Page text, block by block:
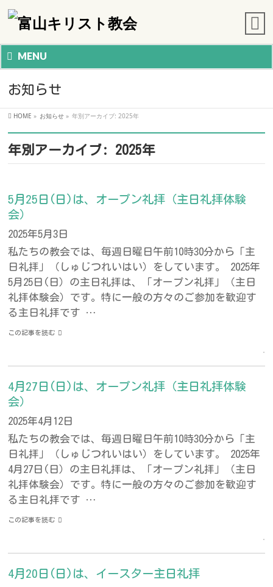
MENU
お知らせ
HOME » お知らせ » 年別アーカイブ: 2025年
年別アーカイブ: 2025年
5月25日(日)は、オープン礼拝（主日礼拝体験
会）
2025年5月3日
私たちの教会では、毎週日曜日午前10時30分から「主
日礼拝」（しゅじつれいはい）をしています。 2025年
5月25日(日）の主日礼拝は、「オープン礼拝」（主日
礼拝体験会）です。特に一般の方々のご参加を歓迎す
る主日礼拝です …
この記事を読む
4月27日(日)は、オープン礼拝（主日礼拝体験
会）
2025年4月12日
私たちの教会では、毎週日曜日午前10時30分から「主
日礼拝」（しゅじつれいはい）をしています。 2025年
4月27日(日）の主日礼拝は、「オープン礼拝」（主日
礼拝体験会）です。特に一般の方々のご参加を歓迎す
る主日礼拝です …
この記事を読む
4月20日(日)は、イースター主日礼拝